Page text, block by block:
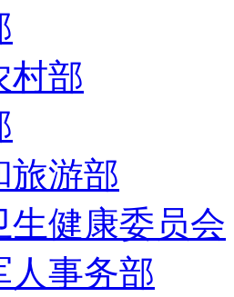
村部
旅游部
生健康委员会
人事务部